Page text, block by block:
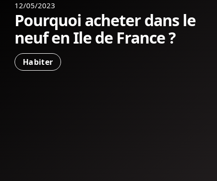
12/05/2023
Pourquoi acheter dans le
neuf en Ile de France ?
Habiter